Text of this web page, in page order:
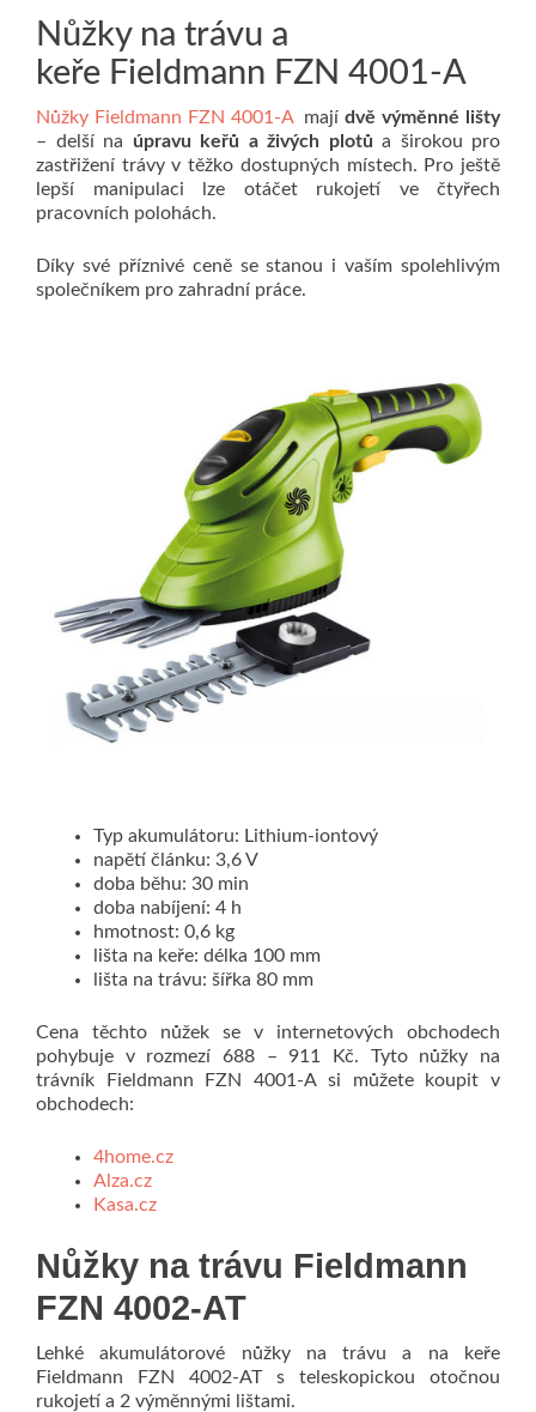
Nůžky na trávu a
keře Fieldmann FZN 4001-A
Nůžky Fieldmann FZN 4001-A majídvě výměnné lišty
– delší na úpravu keřů a živých plotů a širokou pro
zastřižení trávy v těžko dostupných místech. Pro ještě
lepší manipulaci lze otáčet rukojetí ve čtyřech
pracovních polohách.
Díky své příznivé ceně se stanou i vaším spolehlivým
společníkem pro zahradní práce.
Typ akumulátoru: Lithium-iontový
napětí článku: 3,6 V
doba běhu: 30 min
doba nabíjení: 4 h
hmotnost: 0,6 kg
lišta na keře: délka 100 mm
lišta na trávu: šířka 80 mm
Cena těchto nůžek se v internetových obchodech
pohybuje v rozmezí 688 – 911 Kč. Tyto nůžky na
trávník Fieldmann FZN 4001-A si můžete koupit v
obchodech:
4home.cz
Alza.cz
Kasa.cz
Nůžky na trávu Fieldmann
FZN 4002-AT
Lehké akumulátorové nůžky na trávu a na keře
Fieldmann FZN 4002-AT s teleskopickou otočnou
rukojetí a 2 výměnnými lištami.